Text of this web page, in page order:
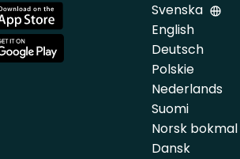
Svenska
English
Deutsch
Polskie
Nederlands
Suomi
Norsk bokmal
Dansk